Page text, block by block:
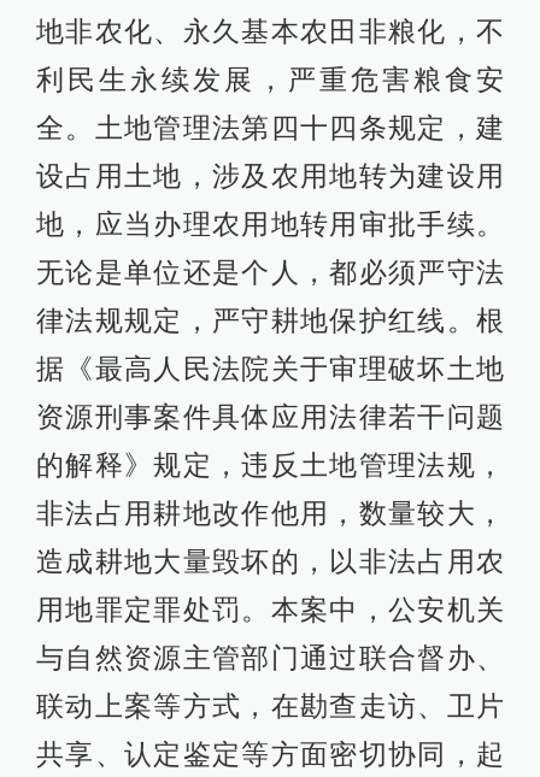
地非农化、永久基本农田非粮化，不
利民生永续发展，严重危害粮食安
全。土地管理法第四十四条规定，建
设占用土地，涉及农用地转为建设用
地，应当办理农用地转用审批手续。
无论是单位还是个人，都必须严守法
律法规规定，严守耕地保护红线。根
据《最高人民法院关于审理破坏土地
资源刑事案件具体应用法律若干问题
的解释》规定，违反土地管理法规，
非法占用耕地改作他用，数量较大，
造成耕地大量毁坏的，以非法占用农
用地罪定罪处罚。本案中，公安机关
与自然资源主管部门通过联合督办、
联动上案等方式，在勘查走访、卫片
共享、认定鉴定等方面密切协同，起